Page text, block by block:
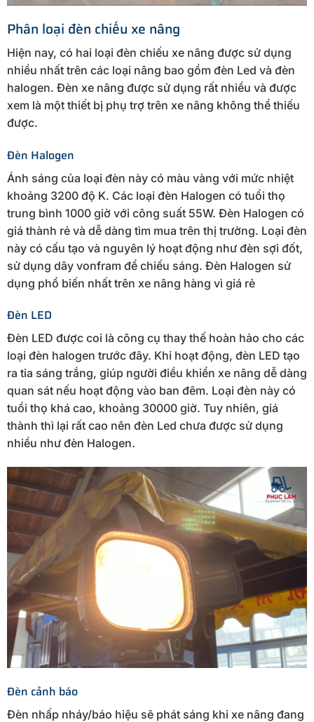
Phân loại đèn chiếu xe nâng
Hiện nay, có hai loại đèn chiếu xe nâng được sử dụng
nhiều nhất trên các loại nâng bao gồm đèn Led và đèn
halogen. Đèn xe nâng được sử dụng rất nhiều và được
xem là một thiết bị phụ trợ trên xe nâng không thể thiếu
được.
Đèn Halogen
Ánh sáng của loại đèn này có màu vàng với mức nhiệt
khoảng 3200 độ K. Các loại đèn Halogen có tuổi thọ
trung bình 1000 giờ với công suất 55W. Đèn Halogen có
giá thành rẻ và dễ dàng tìm mua trên thị trường. Loại đèn
này có cấu tạo và nguyên lý hoạt động như đèn sợi đốt,
sử dụng dây vonfram để chiếu sáng. Đèn Halogen sử
dụng phổ biến nhất trên xe nâng hàng vì giá rẻ
Đèn LED
Đèn LED được coi là công cụ thay thế hoàn hảo cho các
loại đèn halogen trước đây. Khi hoạt động, đèn LED tạo
ra tia sáng trắng, giúp người điều khiển xe nâng dễ dàng
quan sát nếu hoạt động vào ban đêm. Loại đèn này có
tuổi thọ khá cao, khoảng 30000 giờ. Tuy nhiên, giá
thành thì lại rất cao nên đèn Led chưa được sử dụng
nhiều như đèn Halogen.
Đèn cảnh báo
Đèn nhấp nháy/báo hiệu sẽ phát sáng khi xe nâng đang